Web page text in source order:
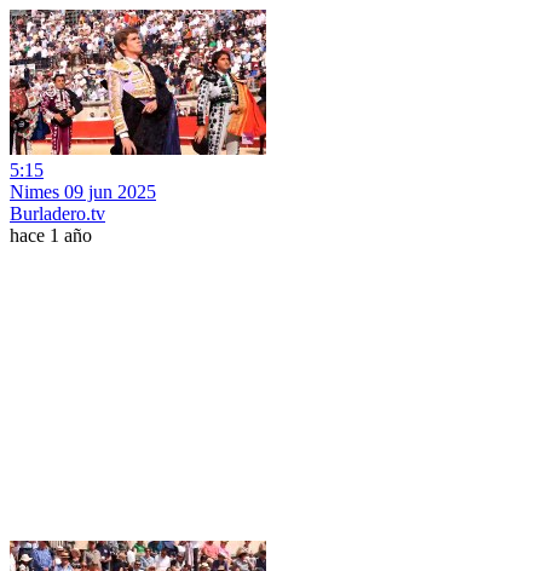
5:15
Nimes 09 jun 2025
Burladero.tv
hace 1 año